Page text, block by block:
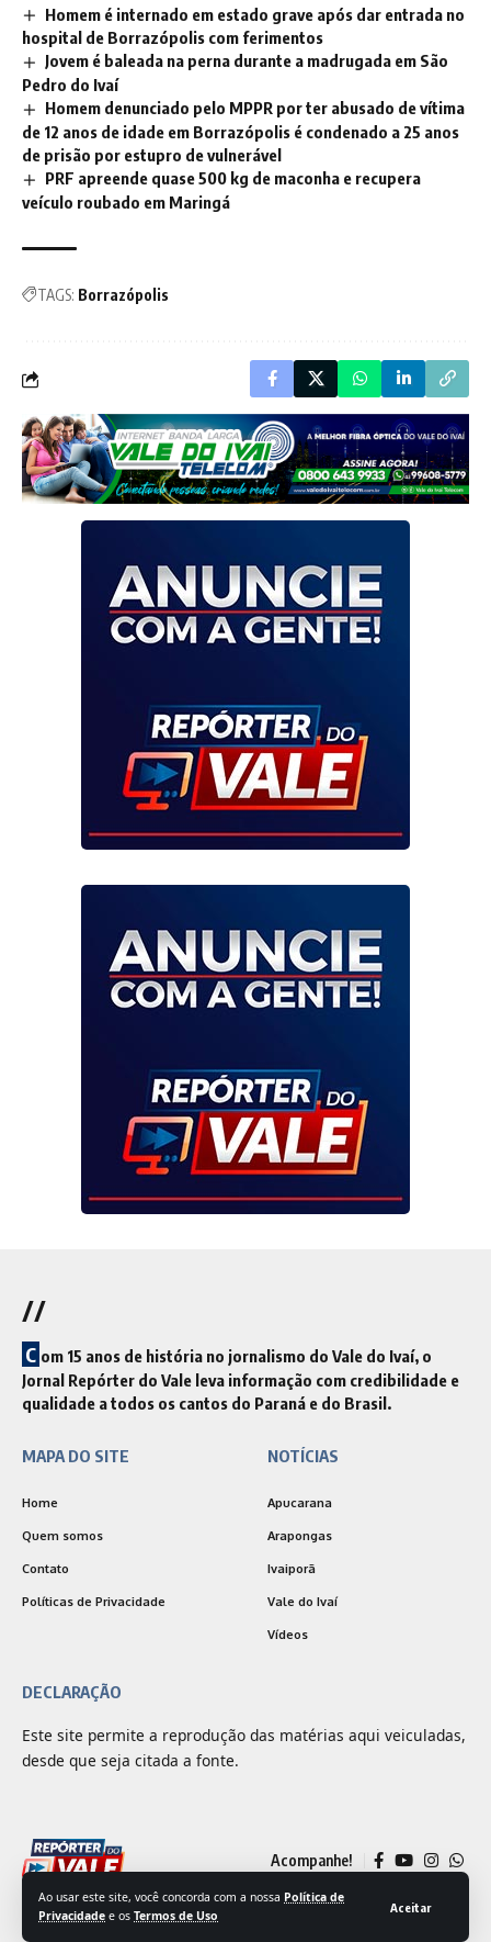
Ao usar este site, você concorda com a nossa Política de
Privacidade e os Termos de Uso
Aceitar
Homem é internado em estado grave após dar entrada no
hospital de Borrazópolis com ferimentos
Jovem é baleada na perna durante a madrugada em São
Pedro do Ivaí
Homem denunciado pelo MPPR por ter abusado de vítima
de 12 anos de idade em Borrazópolis é condenado a 25 anos
de prisão por estupro de vulnerável
PRF apreende quase 500 kg de maconha e recupera
veículo roubado em Maringá
TAGS: Borrazópolis
//
C om 15 anos de história no jornalismo do Vale do Ivaí, o
Jornal Repórter do Vale leva informação com credibilidade e
qualidade a todos os cantos do Paraná e do Brasil.
MAPA DO SITE
Home
Quem somos
Contato
Políticas de Privacidade
NOTÍCIAS
Apucarana
Arapongas
Ivaiporã
Vale do Ivaí
Vídeos
DECLARAÇÃO
Este site permite a reprodução das matérias aqui veiculadas,
desde que seja citada a fonte.
Acompanhe!
© 2025 Jornal Repórter do Vale | Desenvolvido por